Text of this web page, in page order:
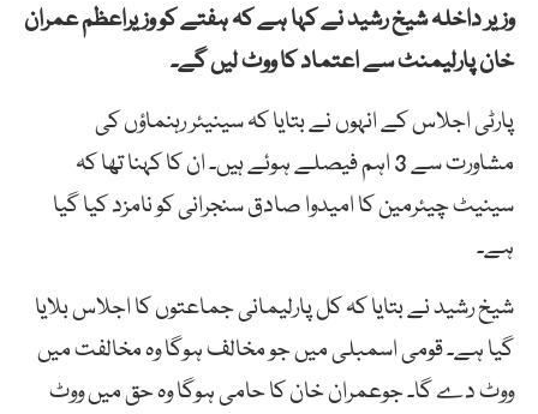
وزیر داخلہ شیخ رشید نے کہا ہے کہ ہفتے کو وزیراعظم عمران
خان پارلیمنٹ سے اعتماد کا ووٹ لیں گے۔
پارٹی اجلاس کے انہوں نے بتایا کہ سینیئر رہنماؤں کی
مشاورت سے 3 اہم فیصلے ہوئے ہیں۔ ان کا کہنا تھا کہ
سینیٹ چیئرمین کا امیدوا صادق سنجرانی کو نامزد کیا گیا
ہے۔
شیخ رشید نے بتایا کہ کل پارلیمانی جماعتوں کا اجلاس بلایا
گیا ہے۔ قومی اسمبلی میں جو مخالف ہوگا وہ مخالفت میں
ووٹ دے گا۔ جوعمران خان کا حامی ہوگا وہ حق میں ووٹ